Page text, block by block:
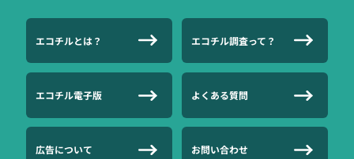
エコチルとは？ エコチル調査って？
エコチル電子版 よくある質問
広告について お問い合わせ